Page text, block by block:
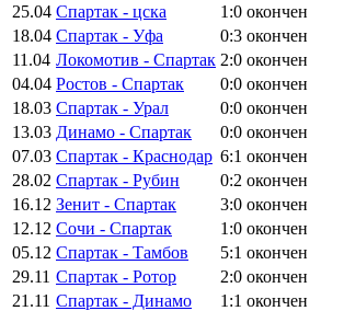
25.04 Спартак - цска 1:0 окончен
18.04 Спартак - Уфа 0:3 окончен
11.04 Локомотив - Спартак 2:0 окончен
04.04 Ростов - Спартак 0:0 окончен
18.03 Спартак - Урал 0:0 окончен
13.03 Динамо - Спартак 0:0 окончен
07.03 Спартак - Краснодар 6:1 окончен
28.02 Спартак - Рубин 0:2 окончен
16.12 Зенит - Спартак 3:0 окончен
12.12 Сочи - Спартак 1:0 окончен
05.12 Спартак - Тамбов 5:1 окончен
29.11 Спартак - Ротор 2:0 окончен
21.11 Спартак - Динамо 1:1 окончен